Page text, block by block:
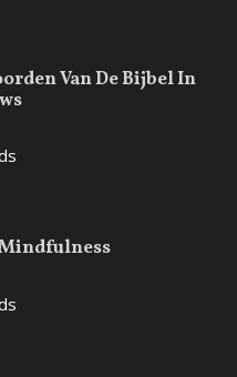
Van De Bijbel In